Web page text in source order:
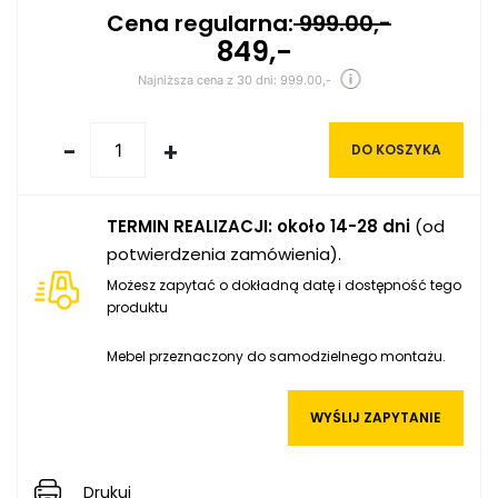
Cena regularna:999.00,-
849,-
Najniższa cena z 30 dni: 999.00,-
- + DO KOSZYKA
TERMIN REALIZACJI: około 14-28 dni (od
potwierdzenia zamówienia).
Możesz zapytać o dokładną datę i dostępność tego
produktu
Mebel przeznaczony do samodzielnego montażu.
WYŚLIJ ZAPYTANIE
Drukuj